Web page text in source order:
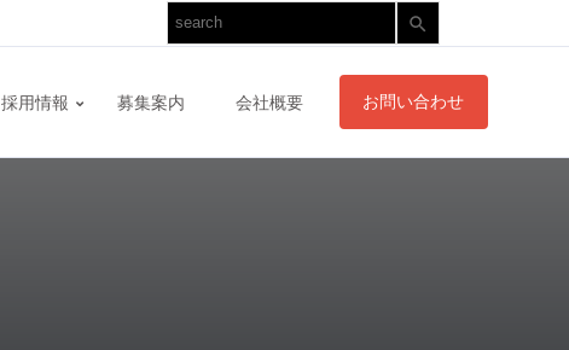
SEARCH
採用情報 募集案内 会社概要 お問い合わせ